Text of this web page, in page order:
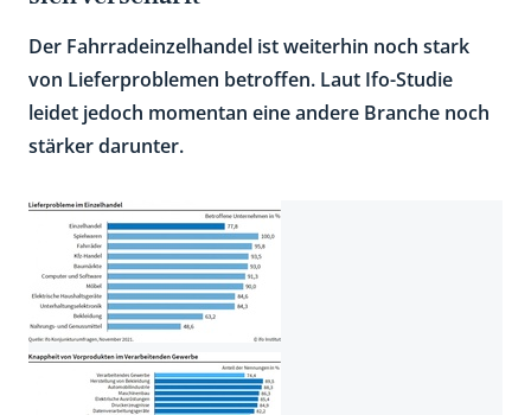
Der Fahrradeinzelhandel ist weiterhin noch stark
von Lieferproblemen betroffen. Laut Ifo-Studie
leidet jedoch momentan eine andere Branche noch
stärker darunter.